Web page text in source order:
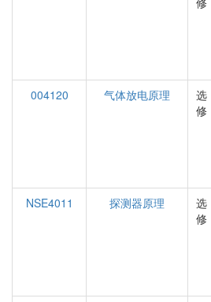
004120
气体放电原理
选
修
NSE4011
探测器原理
选
修